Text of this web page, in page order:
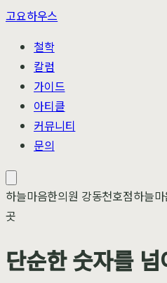
고요하우스
철학
칼럼
가이드
아티클
커뮤니티
문의
하늘마음한의원 강동천호점하늘
곳
단순한 숫자를